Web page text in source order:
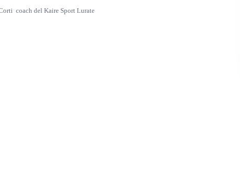
coach del Kaire Sport Lurate